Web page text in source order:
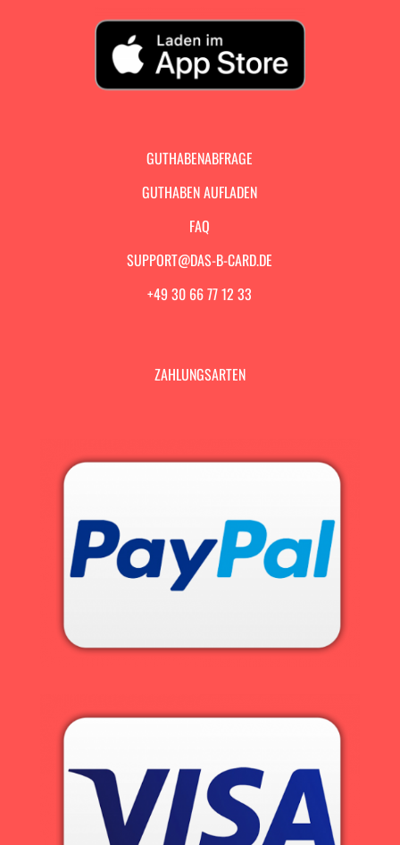
GUTHABENABFRAGE
GUTHABEN AUFLADEN
FAQ
SUPPORT@DAS-B-CARD.DE
+49 30 66 77 12 33
ZAHLUNGSARTEN